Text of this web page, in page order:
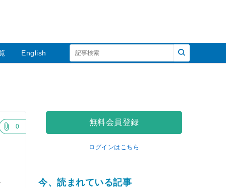
English
0 無料会員登録
ログインはこちら
今、読まれている記事